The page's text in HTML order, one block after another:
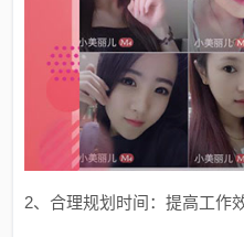
2、合理规划时间：提高工作